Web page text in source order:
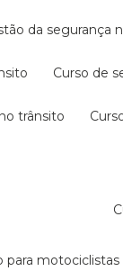
da segurança
curso de
trânsito
para